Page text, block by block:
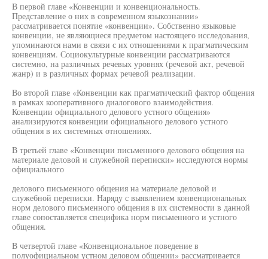
В первой главе «Конвенции и конвенциональность.
Представление о них в современном языкознании»
рассматривается понятие «конвенции». Собственно языковые
конвенции, не являющиеся предметом настоящего исследования,
упоминаются нами в связи с их отношениями к прагматическим
конвенциям. Социокультурные конвенции рассматриваются
системно, на различных речевых уровнях (речевой акт, речевой
жанр) и в различных формах речевой реализации.
Во второй главе «Конвенции как прагматический фактор общения
в рамках кооперативного диалогового взаимодействия.
Конвенции официального делового устного общения»
анализируются конвенции официального делового устного
общения в их системных отношениях.
В третьей главе «Конвенции письменного делового общения на
материале деловой и служебной переписки» исследуются нормы
официального
делового письменного общения на материале деловой и
служебной переписки. Наряду с выявлением конвенциональных
норм делового письменного общения в их системности в данной
главе сопоставляется специфика норм письменного и устного
общения.
В четвертой главе «Конвенциональное поведение в
полуофициальном устном деловом общении» рассматривается